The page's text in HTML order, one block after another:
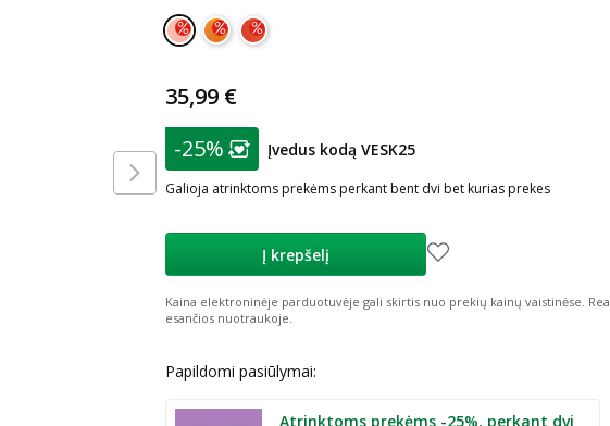
35,99 €
patarimas
Lojalumo klubo narių nuolaida
-25% Įvedus kodą VESK25
Galioja atrinktoms prekėms perkant bent dvi bet kurias prekes
Į krepšelį
Kaina elektroninėje parduotuvėje gali skirtis nuo prekių kainų vaistinėse.
esančios nuotraukoje.
Papildomi pasiūlymai:
Atrinktoms prekėms -25%, perkant dvi